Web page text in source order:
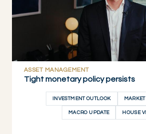
ASSET MANAGEMENT
Tight monetary policy persists
INVESTMENT OUTLOOK
MACRO UPDATE HOUSE